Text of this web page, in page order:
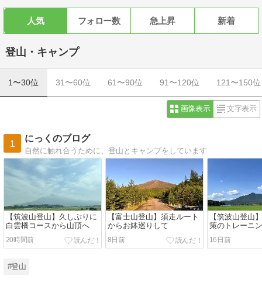
人気 フォロー数 急上昇 新着
登山・キャンプ
1〜30位 31〜60位 61〜90位 91〜120位 121〜150位
画像表示 文字表示
1
にっくのブログ
自然に触れ合うために、登山とキャンプをしています
【筑波山登山】久しぶりに
白雲橋コースから山頂へ
20時間前
【富士山登山】須走ルート
からお鉢巡りして
8日前
【筑波山登山
策のトレーニ
16日前
#登山